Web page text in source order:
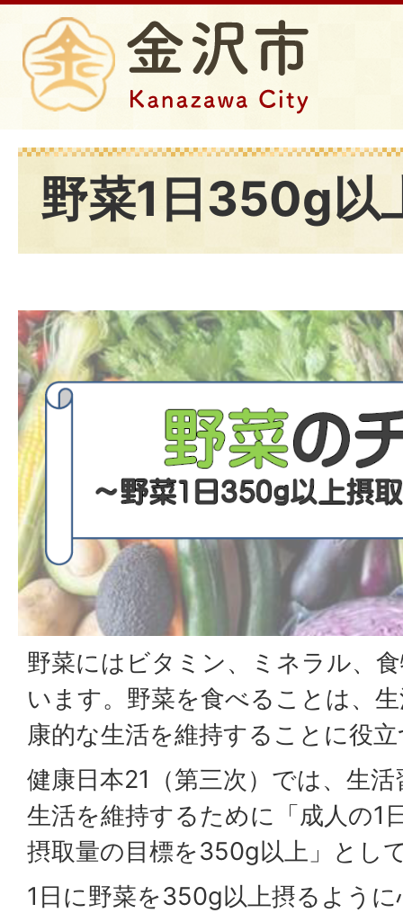
野菜1日350g以
野菜にはビタミン、ミネラル、
います。野菜を食べることは、
康的な生活を維持することに役
健康日本21（第三次）では、生
生活を維持するために「成人の1
摂取量の目標を350g以上」とし
1日に野菜を350g以上摂るよう